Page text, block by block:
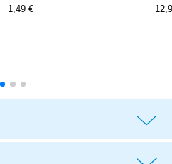
1.5m High Speed HDMI Audio /